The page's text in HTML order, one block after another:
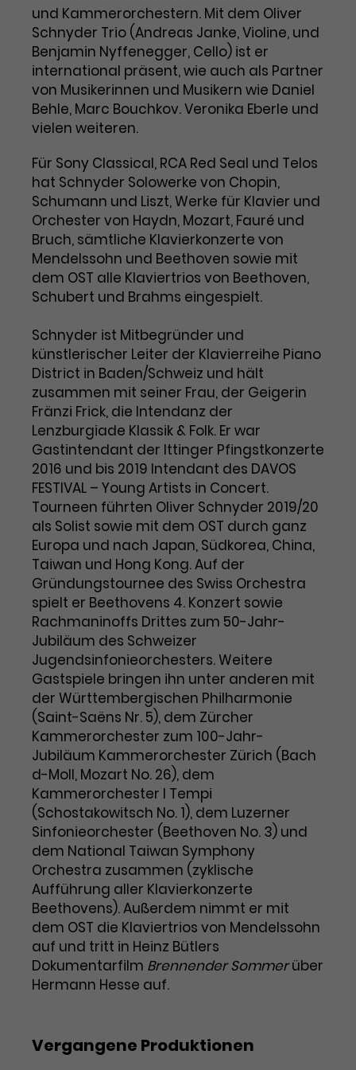
Benutzer*in wiedererkannt werden,
und es wird Zugang zu
geschützten Bereichen gewährt.
Name cookie_optin
Laufzeit 1 Monat
Zweck
Enthält die gewählten Tracking-
Optin-Einstellungen.
Laufzeit 2 Jahre
Dieses Cookie wird von Google
Analytics installiert. Das Cookie
wird verwendet, um
Besucher*innen-, Sitzungs- und
Kampagnendaten zu berechnen
den Analysebericht der Website zu
verfolgen. Die Cookies speichern
Informationen anonym und weisen
eine zufallsgenerierte Nummer zu,
um Besuche zu erkennen.
Anbieter Google Analytics
1 Tag
Zweck
Dieses Cookie wird von Google
Analytics installiert. Das Cookie
wird verwendet, um Informationen
darüber zu speichern, wie
Besucher*innen eine Website
nutzen, und hilft bei der Erstellung
eines Analyseberichts über die
Performance der Website. Die
erhobenen Daten umfassen in
anonymisierter Form die Anzahl
der Besuche, die Quelle, aus der sie
stammen, und die besuchten
Seiten.
Name _gat_UA-63561367-1
Anbieter Google Analytics
Laufzeit 1 Minute
Zweck
Das ist ein von Google Analytics
gesetztes Cookie. Bestimmte
Daten werden nur maximal einmal
pro Minute an Google Analytics
gesendet. Solange es gesetzt ist,
werden bestimmte
Datenübertragungen
unterbunden.
Marketing
Diese Gruppe beinhaltet alle Scripte, die es uns
ermöglichen die Leistung unserer
Werbekampagnen zu analysieren und
Conversions zu messen. Außerdem helfen sie
uns dabei Werbeanzeigen und Inhalte besser auf
die Interessen unserer Nutzer abzustimmen.
Name
_gcl_au
Anbieter Google Ads
Laufzeit 3 Monate
Zweck
Wird von Google verwendet, um
die Effizienz von Werbeanzeigen zu
messen und Conversions zu
speichern. Dieses Cookie hilft dabei
nachzuvollziehen, ob Nutzer über
Website gelangt sind.
Name _gcl_aw
Anbieter Google Ads
Laufzeit 3 Monate
Zweck
Dieses Cookie speichert
Informationen zu Werbeklicks und
dient der Zuordnung von
Conversions zu Google Ads-
Kampagnen.
Name _gcl_dc
Anbieter Google / DoubleClick
Laufzeit 3 Monate
Zweck
Dieses Cookie wird verwendet, um
Nutzerinteraktionen mit
Werbeanzeigen zu messen und
Remarketing-Funktionen
bereitzustellen.
Name IDE
Anbieter Google / DoubleClick
Laufzeit 1 Jahr
Zweck
personalisierter Werbung und
misst die Wirksamkeit von
Cookie-Informationen
und Kammerorchestern. Mit dem Oliver
Schnyder Trio (Andreas Janke, Violine, und
Benjamin Nyffenegger, Cello) ist er
international präsent, wie auch als Partner
von Musikerinnen und Musikern wie Daniel
Behle, Marc Bouchkov. Veronika Eberle und
vielen weiteren.
Für Sony Classical, RCA Red Seal und Telos
hat Schnyder Solowerke von Chopin,
Schumann und Liszt, Werke für Klavier und
Orchester von Haydn, Mozart, Fauré und
Bruch, sämtliche Klavierkonzerte von
Mendelssohn und Beethoven sowie mit
dem OST alle Klaviertrios von Beethoven,
Schubert und Brahms eingespielt.
Schnyder ist Mitbegründer und
künstlerischer Leiter der Klavierreihe Piano
District in Baden/Schweiz und hält
zusammen mit seiner Frau, der Geigerin
Fränzi Frick, die Intendanz der
Lenzburgiade Klassik & Folk. Er war
Gastintendant der Ittinger Pfingstkonzerte
2016 und bis 2019 Intendant des DAVOS
FESTIVAL – Young Artists in Concert.
Tourneen führten Oliver Schnyder 2019/20
als Solist sowie mit dem OST durch ganz
Europa und nach Japan, Südkorea, China,
Taiwan und Hong Kong. Auf der
Gründungstournee des Swiss Orchestra
spielt er Beethovens 4. Konzert sowie
Rachmaninoffs Drittes zum 50-Jahr-
Jubiläum des Schweizer
Jugendsinfonieorchesters. Weitere
Gastspiele bringen ihn unter anderen mit
der Württembergischen Philharmonie
(Saint-Saëns Nr. 5), dem Zürcher
Kammerorchester zum 100-Jahr-
Jubiläum Kammerorchester Zürich (Bach
d-Moll, Mozart No. 26), dem
Kammerorchester I Tempi
(Schostakowitsch No. 1), dem Luzerner
Sinfonieorchester (Beethoven No. 3) und
dem National Taiwan Symphony
Orchestra zusammen (zyklische
Aufführung aller Klavierkonzerte
Beethovens). Außerdem nimmt er mit
dem OST die Klaviertrios von Mendelssohn
auf und tritt in Heinz Bütlers
Dokumentarfilm Brennender Sommerüber
Hermann Hesse auf.
Vergangene Produktionen